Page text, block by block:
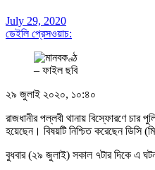
July 29, 2020
ডেইলি প্রেসওয়াচ:
– ফাইল ছবি
২৯ জুলাই ২০২০, ১০:৪০
রাজধানীর পল্লবী থানায় বিস্ফোরণে
হয়েছেন। বিষয়টি নিশ্চিত করেছেন ডিসি
বুধবার (২৯ জুলাই) সকাল ৭টার দিকে এ